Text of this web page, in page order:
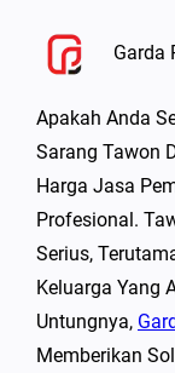
Garda
Apakah Anda
Sarang Tawon
Harga Jasa
Profesional.
Serius,
Keluarga Yang
Untungnya,
Memberikan